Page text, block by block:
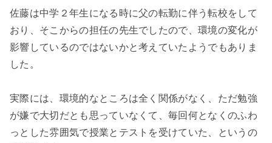
佐藤は中学２年生になる時に父の転勤に伴う転校をして
おり、そこからの担任の先生でしたので、環境の変化が
影響しているのではないかと考えていたようでもありま
した。
実際には、環境的なところは全く関係がなく、ただ勉強
が嫌で大切だとも思っていなくて、毎回何となくのふわ
っとした雰囲気で授業とテストを受けていた、というの